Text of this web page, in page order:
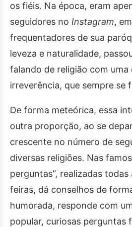
os fiéis. Na época, eram
seguidores no Instagram,
frequentadores de sua
leveza e naturalidade,
falando de religião com
irreverência, que sempre se
De forma meteórica, essa
outra proporção, ao se
crescente no número de
diversas religiões. Nas
perguntas”, realizadas todas
feiras, dá conselhos de
humorada, responde com
popular, curiosas perguntas